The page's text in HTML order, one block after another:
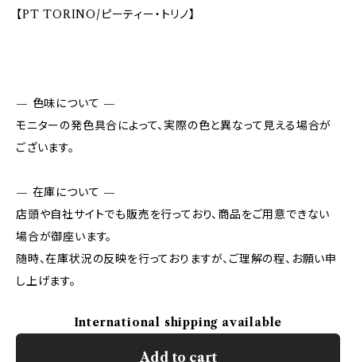
【PT TORINO/ピーティー・トリノ】
— 色味について —
モニターの発色具合によって、実際の色と異なって見える場合が
ございます。
— 在庫について —
店頭や自社サイトでも販売を行っており、商品をご用意できない
場合が御座います。
随時、在庫状況の反映を行っておりますが、ご理解の程、お願い申
し上げます。
International shipping available
Add to cart